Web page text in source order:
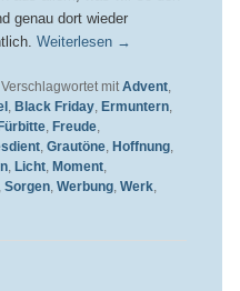
genau dort wieder
Weiterlesen →
Verschlagwortet mit Advent,
, Black Friday, Ermuntern,
Fürbitte, Freude,
, Grautöne, Hoffnung,
, Licht, Moment,
Sorgen, Werbung, Werk,